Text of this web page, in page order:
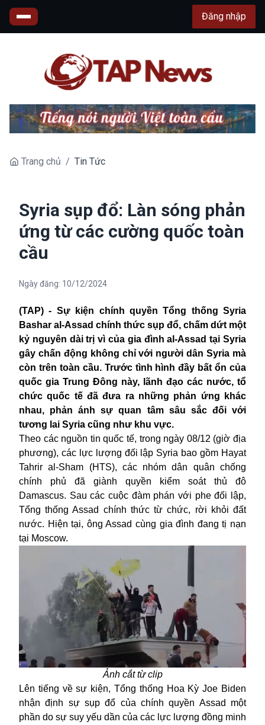
Đăng nhập
Trang chủ / Tin Tức
Syria sụp đổ: Làn sóng phản
ứng từ các cường quốc toàn
cầu
Ngày đăng: 10/12/2024
(TAP) - Sự kiện chính quyền Tổng thống Syria
Bashar al-Assad chính thức sụp đổ, chấm dứt một
kỷ nguyên dài trị vì của gia đình al-Assad tại Syria
gây chấn động không chỉ với người dân Syria mà
còn trên toàn cầu. Trước tình hình đầy bất ổn của
quốc gia Trung Đông này, lãnh đạo các nước, tổ
chức quốc tế đã đưa ra những phản ứng khác
nhau, phản ánh sự quan tâm sâu sắc đối với
tương lai Syria cũng như khu vực.
Theo các nguồn tin quốc tế, trong ngày 08/12 (giờ địa
phương), các lực lượng đối lập Syria bao gồm Hayat
Tahrir al-Sham (HTS), các nhóm dân quân chống
chính phủ đã giành quyền kiểm soát thủ đô
Damascus. Sau các cuộc đàm phán với phe đối lập,
Tổng thống Assad chính thức từ chức, rời khỏi đất
nước. Hiện tại, ông Assad cùng gia đình đang tị nạn
tại Moscow.
Ảnh cắt từ clip
Lên tiếng về sự kiện, Tổng thống Hoa Kỳ Joe Biden
nhận định sự sụp đổ của chính quyền Assad một
phần do sự suy yếu dần của các lực lượng đồng minh